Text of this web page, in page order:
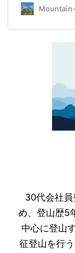
30代会社
め、登山歴5
中心に登山
征登山を行